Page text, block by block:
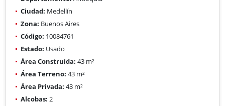
Ciudad: Medellín
Zona: Buenos Aires
Código: 10084761
Estado: Usado
Área Construida: 43 m²
Área Terreno: 43 m²
Área Privada: 43 m²
Alcobas: 2